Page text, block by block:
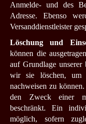
Anmelde- und des
Adresse. Ebenso
Versanddienstleister
Löschung und
können die
auf Grundlage unserer
wir sie löschen, um
nachweisen zu
den Zweck einer
beschränkt. Ein
möglich, sofern